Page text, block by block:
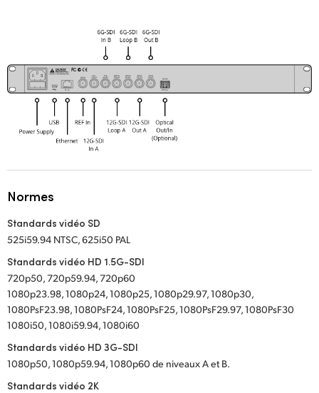
Normes
Standards vidéo SD
525i59.94 NTSC, 625i50 PAL
Standards vidéo HD 1.5G-SDI
720p50, 720p59.94, 720p60
1080p23.98, 1080p24, 1080p25, 1080p29.97, 1080p30,
1080PsF23.98, 1080PsF24, 1080PsF25, 1080PsF29.97, 1080PsF30
1080i50, 1080i59.94, 1080i60
Standards vidéo HD 3G-SDI
1080p50, 1080p59.94, 1080p60 de niveaux A et B.
Standards vidéo 2K